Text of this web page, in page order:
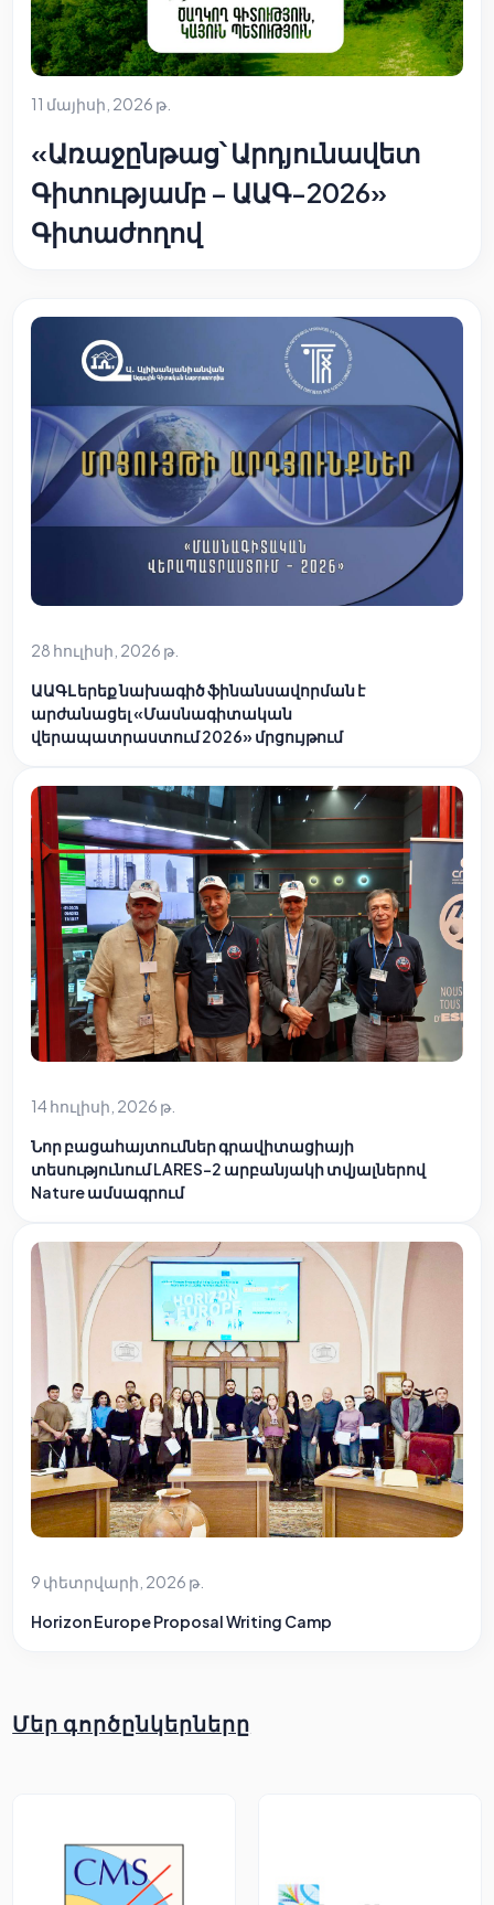
11 մայիսի, 2026 թ.
«Առաջընթաց՝ Արդյունավետ
Գիտությամբ – ԱԱԳ-2026»
Գիտաժողով
28 հուլիսի, 2026 թ.
ԱԱԳԼ երեք նախագիծ ֆինանսավորման է
արժանացել «Մասնագիտական
վերապատրաստում 2026» մրցույթում
14 հուլիսի, 2026 թ.
Նոր բացահայտումներ գրավիտացիայի
տեսությունում LARES-2 արբանյակի տվյալներով
Nature ամսագրում
9 փետրվարի, 2026 թ.
Horizon Europe Proposal Writing Camp
Մեր գործընկերները